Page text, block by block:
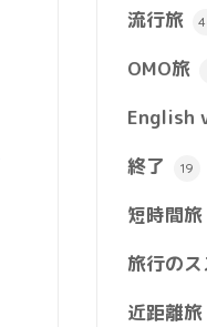
流行旅
OMO旅
English
終了 19
短時間旅
旅行のス
近距離旅